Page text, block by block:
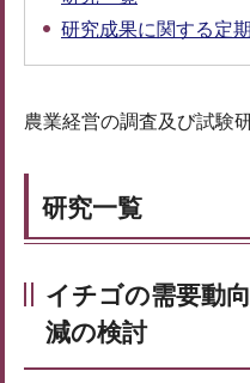
研究成果に関する定
農業経営の調査及び試験
研究一覧
イチゴの需要動
減の検討